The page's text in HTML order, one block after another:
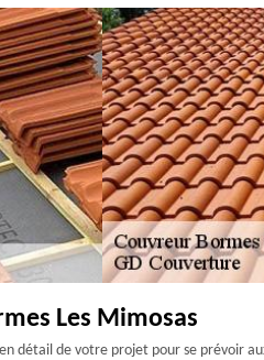
Les Mimosas
détail de votre projet pour se prévoir